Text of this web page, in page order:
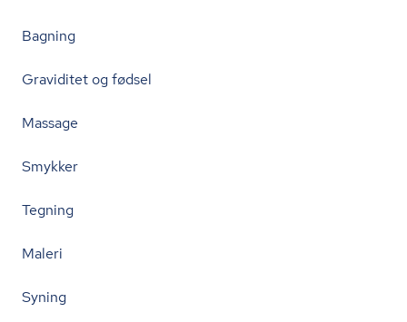
Bagning
Graviditet og fødsel
Massage
Smykker
Tegning
Maleri
Syning